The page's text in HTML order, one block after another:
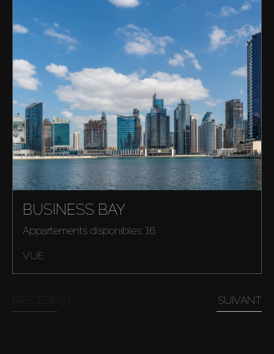
Hors Plan
Agents
About Us
BUSINESS BAY
Appartements disponibles: 16
VUE
SUIVANT